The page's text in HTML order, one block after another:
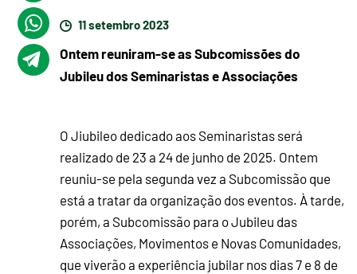
11 setembro 2023
Ontem reuniram-se as Subcomissões do
Jubileu dos Seminaristas e Associações
O Jiubileo dedicado aos Seminaristas será
realizado de 23 a 24 de junho de 2025. Ontem
reuniu-se pela segunda vez a Subcomissão que
está a tratar da organização dos eventos. À tarde,
porém, a Subcomissão para o Jubileu das
Associações, Movimentos e Novas Comunidades,
que viverão a experiência jubilar nos dias 7 e 8 de